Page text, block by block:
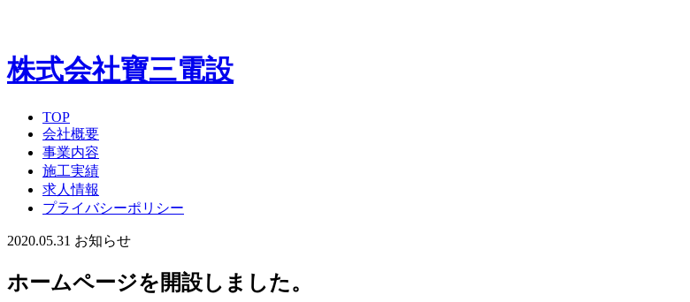
株式会社寶三電設
TOP
会社概要
事業内容
施工実績
求人情報
プライバシーポリシー
2020.05.31 お知らせ
ホームページを開設しました。